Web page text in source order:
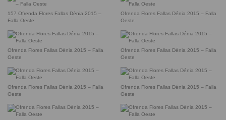
157 Ofrenda Flores Fallas Dénia 2015 –
Falla Oeste
Ofrenda Flores Fallas Dénia 2015 – Falla
Oeste
Ofrenda Flores Fallas Dénia 2015 – Falla
Oeste
Ofrenda Flores Fallas Dénia 2015 – Falla
Oeste
Ofrenda Flores Fallas Dénia 2015 – Falla
Oeste
Ofrenda Flores Fallas Dénia 2015 – Falla
Oeste